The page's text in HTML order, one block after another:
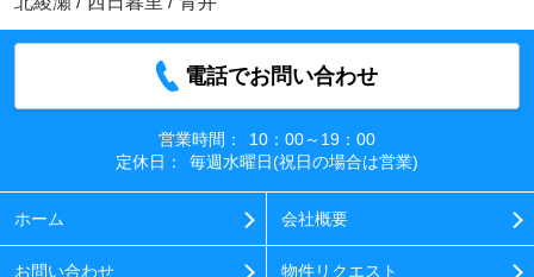
電話でお問い合わせ
営業時間：
10：00～19：00
定休日：
毎週水曜日(祝日の場合は営業)
ホーム 会社概要
お問い合わせ 物件リクエスト